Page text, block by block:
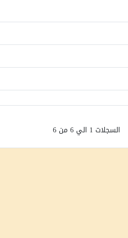
السجلات 1 الي 6 من 6